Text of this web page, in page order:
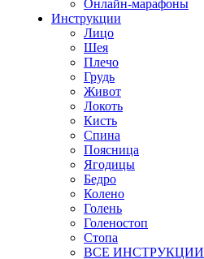
Онлайн-марафоны
Инструкции
Лицо
Шея
Плечо
Грудь
Живот
Локоть
Кисть
Спина
Поясница
Ягодицы
Бедро
Колено
Голень
Голеностоп
Стопа
ВСЕ ИНСТРУКЦИИ